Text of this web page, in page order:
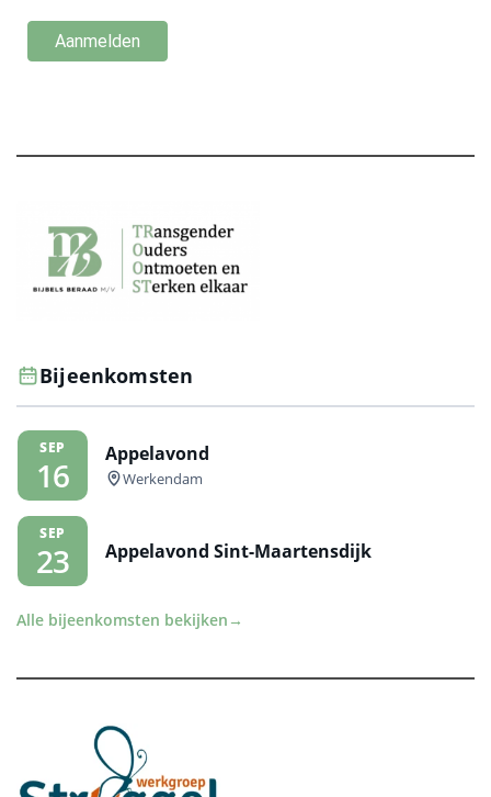
Bijeenkomsten
SEP
16
Appelavond
Werkendam
SEP
23 Appelavond Sint-Maartensdijk
Alle bijeenkomsten bekijken →